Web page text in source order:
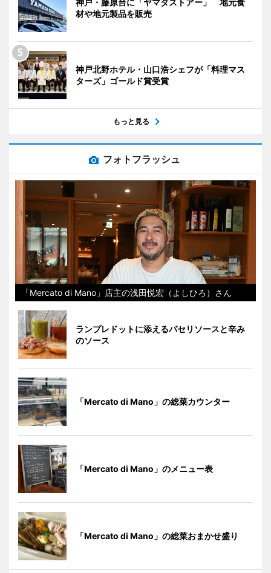
神戸・藤原台に「ヤマダストアー」 地元食
材や地元製品を販売
神戸北野ホテル・山口浩シェフが「料理マス
ターズ」ゴールド賞受賞
もっと見る
フォトフラッシュ
「Mercato di Mano」店主の浅田悦宏（よしひろ）さん
ランプレドットに添えるパセリソースと辛み
のソース
「Mercato di Mano」の総菜カウンター
「Mercato di Mano」のメニュー表
「Mercato di Mano」の総菜おまかせ盛り